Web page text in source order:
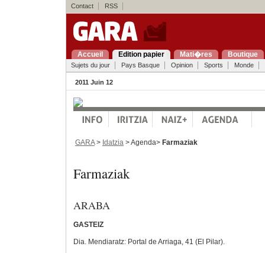
Contact RSS
Accueil Edition papier Mati�res Boutique
Sujets du jour Pays Basque Opinion Sports Monde
2011 Juin 12
GARA> Idatzia > Agenda> Farmaziak
Farmaziak
ARABA
GASTEIZ
Dia. Mendiaratz: Portal de Arriaga, 41 (El Pilar).